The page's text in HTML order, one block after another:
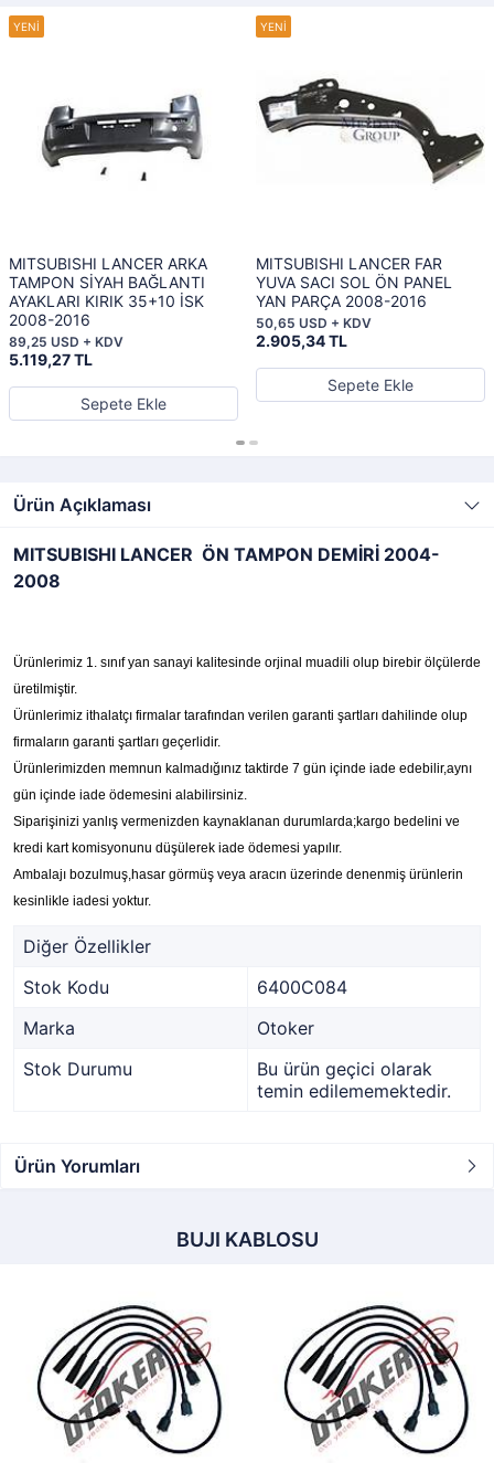
MITSUBISHI LANCER ARKA
TAMPON SİYAH BAĞLANTI
AYAKLARI KIRIK 35+10 İSK
2008-2016
5.119,27 TL
89,25 USD + KDV
Sepete Ekle
MITSUBISHI LANCER FAR
YUVA SACI SOL ÖN PANEL
YAN PARÇA 2008-2016
2.905,34 TL
50,65 USD + KDV
Sepete Ekle
Ürün Açıklaması
MITSUBISHI LANCER ÖN TAMPON DEMİRİ 2004-
2008
Ürünlerimiz 1. sınıf yan sanayi kalitesinde orjinal muadili olup birebir ölçülerde
üretilmiştir.
Ürünlerimiz ithalatçı firmalar tarafından verilen garanti şartları dahilinde olup
firmaların garanti şartları geçerlidir.
Ürünlerimizden memnun kalmadığınız taktirde 7 gün içinde iade edebilir,aynı
gün içinde iade ödemesini alabilirsiniz.
Siparişinizi yanlış vermenizden kaynaklanan durumlarda;kargo bedelini ve
kredi kart komisyonunu düşülerek iade ödemesi yapılır.
Ambalajı bozulmuş,hasar görmüş veya aracın üzerinde denenmiş ürünlerin
kesinlikle iadesi yoktur.
Diğer Özellikler
Stok Kodu
6400C084
Marka
Otoker
Stok Durumu
Bu ürün geçici olarak
temin edilememektedir.
Ürün Yorumları
BUJI KABLOSU